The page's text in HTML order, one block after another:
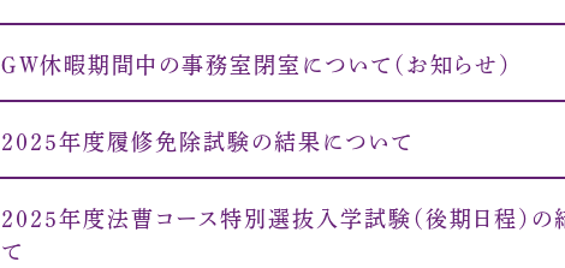
ＧＷ休暇期間中の事務室閉室について（お知らせ）
２０２５年度履修免除試験の結果について
２０２５年度法曹コース特別選抜入学試験（後期日程）
て